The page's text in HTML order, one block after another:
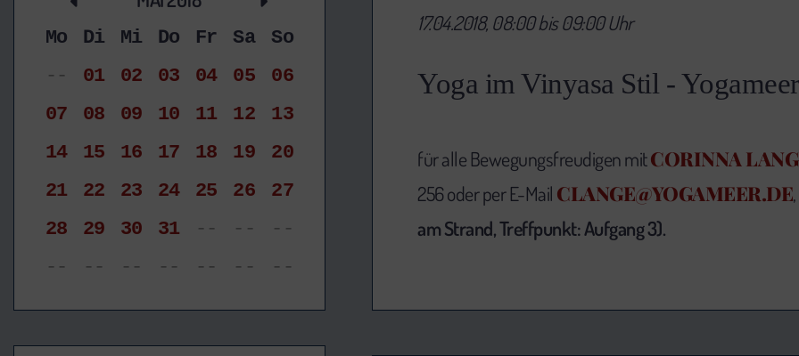
Mo Di Mi Do Fr Sa
So
--
01 02 03 04 05
06
07
08 09 10 11 12
13
14
15 16 17 18 19
20
21
22 23 24 25 26
27
28
29 30 31 -- --
--
--
-- -- -- -- -- --
Yoga im Vinyasa Stil - Yogameer
17.04.2018, 08:00 bis 09:00 Uhr
für alle Bewegungsfreudigen mitCORINNA
256 oder per E-Mail CLANGE@YOGAMEER.DE,
am Strand, Treffpunkt: Aufgang 3).